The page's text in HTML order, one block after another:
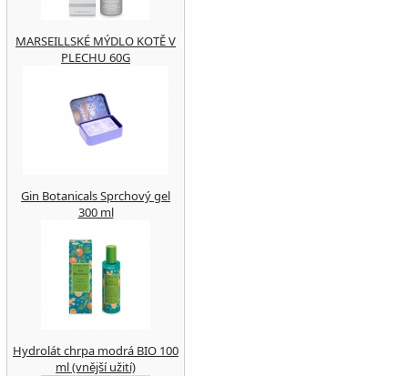
MARSEILLSKÉ MÝDLO KOTĚ V
PLECHU 60G
Gin Botanicals Sprchový gel
300 ml
Hydrolát chrpa modrá BIO 100
ml (vnější užití)